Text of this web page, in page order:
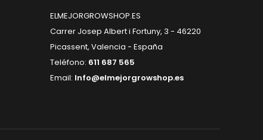
ELMEJORGROWSHOP.ES
Carrer Josep Albert i Fortuny, 3 - 46220
Picassent, Valencia - España
Teléfono: 611 687 565
Email: Info@elmejorgrowshop.es